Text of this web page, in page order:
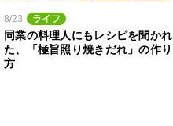
8/23 ライフ
同業の料理人にもレシピを聞かれ
た、「極旨照り焼きだれ」の作り
方